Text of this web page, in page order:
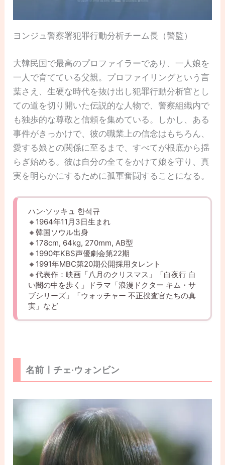
ヨンジュ警察署犯罪行動分析チーム長（警監）
大韓民国で最高のプロファイラーであり、一人娘を
一人で育てている父親。プロファイリングという言
葉さえ、生硬な時代を抜け出し犯罪行動分析官とし
ての道を切り開いた伝説的な人物で、警察組織内で
も独歩的な尊敬と信頼を集めている。しかし、ある
事件がきっかけで、彼の職業上の信念はもちろん、
愛する娘との関係に至るまで、すべてが根底から揺
らぎ始める。彼は自分の全てをかけて娘を守り、真
実を明らかにするために孤軍奮闘することになる。
ハン·ソッキュ 한석규
🔸1964年11月3日生まれ
🔸韓国ソウル出身
🔸178cm, 64kg, 270mm, AB型
🔸1990年KBS声優劇会第22期
🔸1991年MBC第20期公開採用タレント
🔸代表作：映画「八月のクリスマス」「白夜行 白
い闇の中を歩く」ドラマ「浪漫ドクター キム・サ
ブシリーズ」「ウォッチャー 不正捜査官たちの真
実」など
名前ㅣチェ·ウォンビン